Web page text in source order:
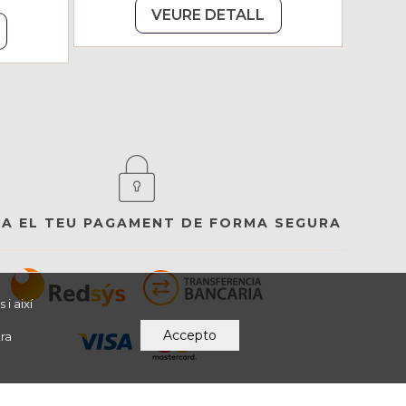
i així
Accepto
VEURE DETALL
EL TEU PAGAMENT DE FORMA SEGURA